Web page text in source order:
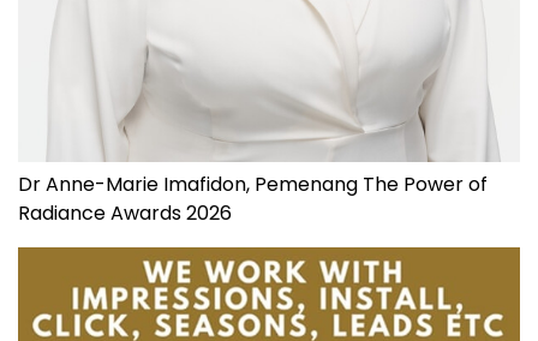
Dr Anne-Marie Imafidon, Pemenang The Power of
Radiance Awards 2026